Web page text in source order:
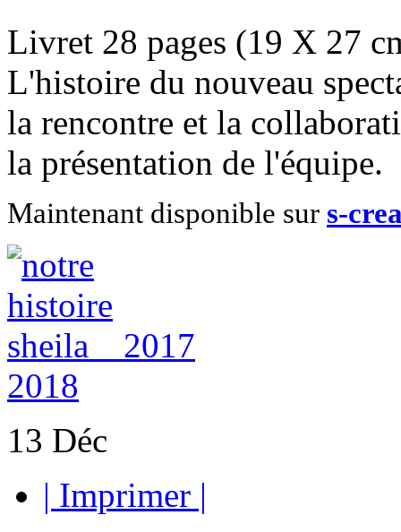
Livret 28 pages (19 X 27
L'histoire du nouveau
la rencontre et la
la présentation de l'équipe.
Maintenant disponible sur s-
13 Déc
| Imprimer |